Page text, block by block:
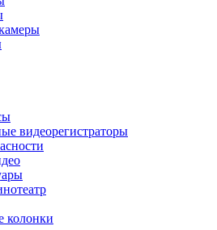
видеорегистраторы
колонки